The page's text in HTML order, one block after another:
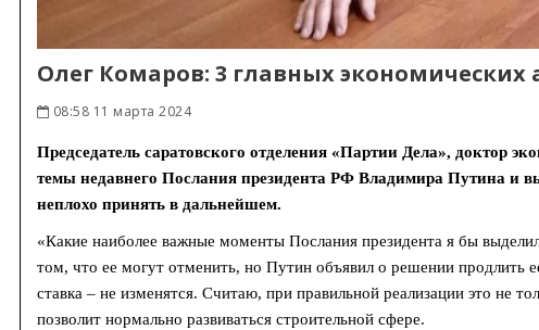
Олег Комаров: 3 главных экономических
08:58 11 марта 2024
Председатель саратовского отделения «Партии Дела»,
темы недавнего Послания президента РФ Владимира Путина и
неплохо принять в дальнейшем.
«Какие наиболее важные моменты Послания президента я бы
том, что ее могут отменить, но Путин объявил о решении продлить
ставка – не изменятся. Считаю, при правильной реализации это не
позволит нормально развиваться строительной сфере.